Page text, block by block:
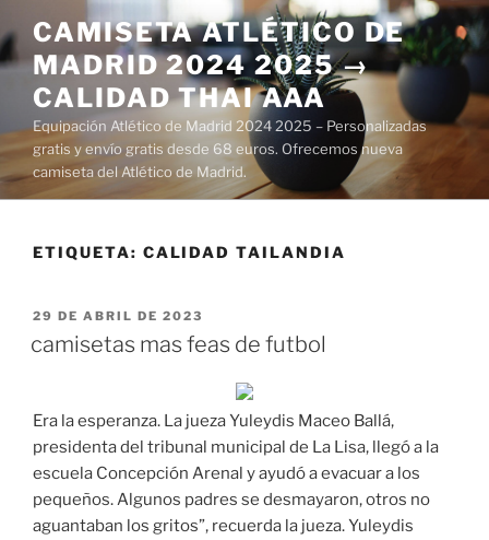
al
contenido
CAMISETA ATLÉTICO DE
MADRID 2024 2025 →
CALIDAD THAI AAA
Equipación Atlético de Madrid 2024 2025 – Personalizadas
gratis y envío gratis desde 68 euros. Ofrecemos nueva
camiseta del Atlético de Madrid.
ETIQUETA: CALIDAD TAILANDIA
PUBLICADO
29 DE ABRIL DE 2023
camisetas mas feas de futbol
Era la esperanza. La jueza Yuleydis Maceo Ballá,
presidenta del tribunal municipal de La Lisa, llegó a la
escuela Concepción Arenal y ayudó a evacuar a los
pequeños. Algunos padres se desmayaron, otros no
aguantaban los gritos”, recuerda la jueza. Yuleydis